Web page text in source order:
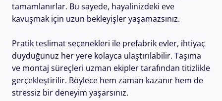
tamamlanırlar. Bu sayede, hayalinizdeki eve
kavuşmak için uzun bekleyişler yaşamazsınız.
Pratik teslimat seçenekleri ile prefabrik evler, ihtiyaç
duyduğunuz her yere kolayca ulaştırılabilir. Taşıma
ve montaj süreçleri uzman ekipler tarafından titizlikle
gerçekleştirilir. Böylece hem zaman kazanır hem de
stressiz bir deneyim yaşarsınız.